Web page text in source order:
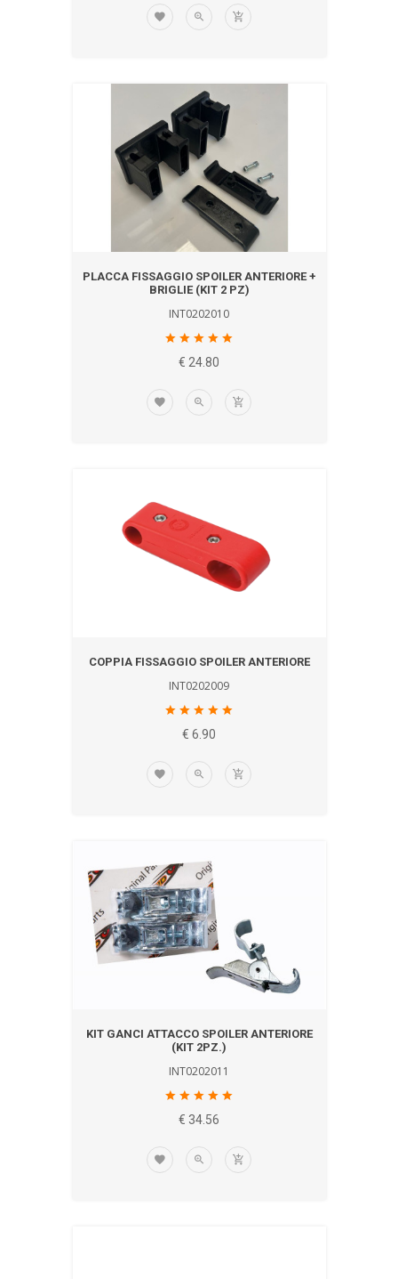
PLACCA FISSAGGIO SPOILER ANTERIORE +
BRIGLIE (KIT 2 PZ)
INT0202010
€ 24.80
COPPIA FISSAGGIO SPOILER ANTERIORE
INT0202009
€ 6.90
KIT GANCI ATTACCO SPOILER ANTERIORE
(KIT 2PZ.)
INT0202011
€ 34.56